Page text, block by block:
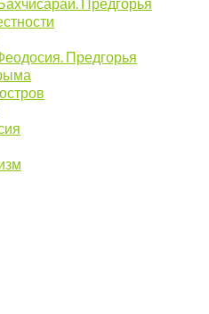
Предгорья